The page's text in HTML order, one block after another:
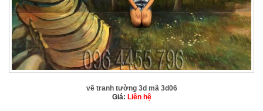
vẽ tranh tường 3d mã 3d06
Giá: Liên hệ